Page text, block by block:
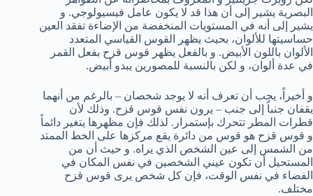
البصرية يشير إلى أن هذا قد لا يكون عامل فيسيولوجي. و
يشير إلى أنه في المستويات المنخفضة من الإضاءة تفقد العين
حساسيتها للألوان، بحيث يظهر القوس القياسي المتعدد
الألوان باللون الأبيض. و بالفعل يظهر قوس قزح بفعل القمر
في عدة ألوان، و لكن بالنسبة للمصورين يبدو أبيض.
و أخيراً، يجب أن تعرف أنه لا يوجد شخصان – بالرغم من أنهما
يقفان جنباً إلى جنب – يرون نفس قوس قزح. وذلك لأن
قطرات المطر تتحرك بإستمرار. لذلك فإن مظهرها يتغير دائماً
و قوس قزح هو قوس من دائرة يقع مركزها على الخط الممتد
من الشمس إلى عين الشخص الذي يراه. و حيث أن من
المستحيل أن تكون عيني الشخصين في نفس المكان في
الفضاء في نفس الوقت، فإن كل شخص يرى قوس قزح
مختلف.